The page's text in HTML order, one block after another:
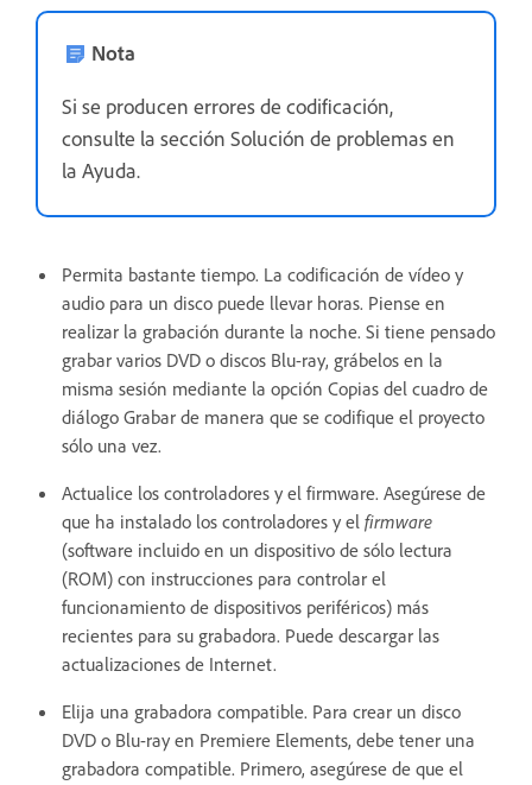
Nota
Si se producen errores de codificación,
consulte la sección Solución de problemas en
la Ayuda.
Permita bastante tiempo. La codificación de vídeo y
audio para un disco puede llevar horas. Piense en
realizar la grabación durante la noche. Si tiene pensado
grabar varios DVD o discos Blu-ray, grábelos en la
misma sesión mediante la opción Copias del cuadro de
diálogo Grabar de manera que se codifique el proyecto
sólo una vez.
Actualice los controladores y el firmware. Asegúrese de
que ha instalado los controladores y el firmware
(software incluido en un dispositivo de sólo lectura
(ROM) con instrucciones para controlar el
funcionamiento de dispositivos periféricos) más
recientes para su grabadora. Puede descargar las
actualizaciones de Internet.
Elija una grabadora compatible. Para crear un disco
DVD o Blu-ray en Premiere Elements, debe tener una
grabadora compatible. Primero, asegúrese de que el